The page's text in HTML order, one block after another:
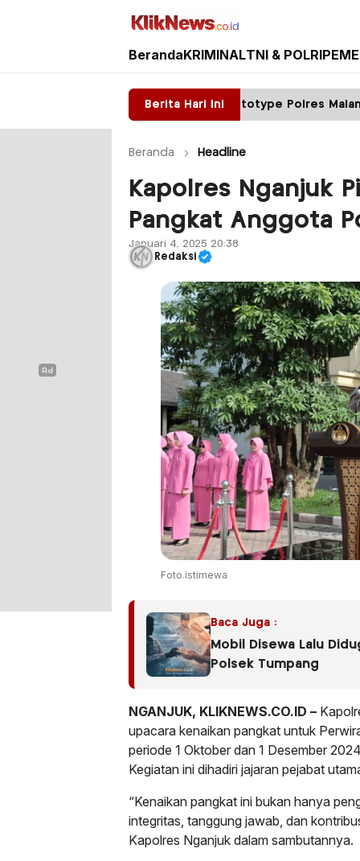
Kliknews.co.id
BerandaKRIMINALTNI & POLRI
Berita Hari Ini
Satpas Prototype Polres Malang Perketat
Beranda Headline
Kapolres Nganjuk
Pangkat Anggota
Januari 4, 2025 20:38
Redaksi
Foto.istimewa
Baca Juga :
Mobil Disewa Lalu
Polsek Tumpang
NGANJUK, KLIKNEWS.CO.ID –
upacara kenaikan pangkat untuk
periode 1 Oktober dan 1 Desember
Kegiatan ini dihadiri jajaran pejabat
“Kenaikan pangkat ini bukan hanya
integritas, tanggung jawab, dan
Kapolres Nganjuk dalam sambutannya.